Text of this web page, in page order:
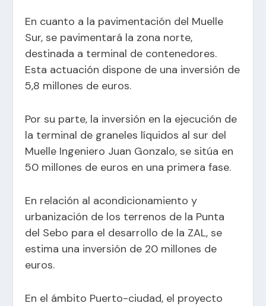
En cuanto a la pavimentación del Muelle
Sur, se pavimentará la zona norte,
destinada a terminal de contenedores.
Esta actuación dispone de una inversión de
5,8 millones de euros.
Por su parte, la inversión en la ejecución de
la terminal de graneles líquidos al sur del
Muelle Ingeniero Juan Gonzalo, se sitúa en
50 millones de euros en una primera fase.
En relación al acondicionamiento y
urbanización de los terrenos de la Punta
del Sebo para el desarrollo de la ZAL, se
estima una inversión de 20 millones de
euros.
En el ámbito Puerto-ciudad, el proyecto